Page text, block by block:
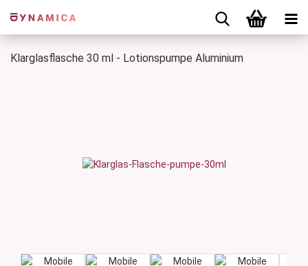
Klarglasflasche 30 ml - Lotionspumpe Aluminium